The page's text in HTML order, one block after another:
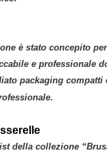
è stato concepito
e professionale
packaging
della collezione